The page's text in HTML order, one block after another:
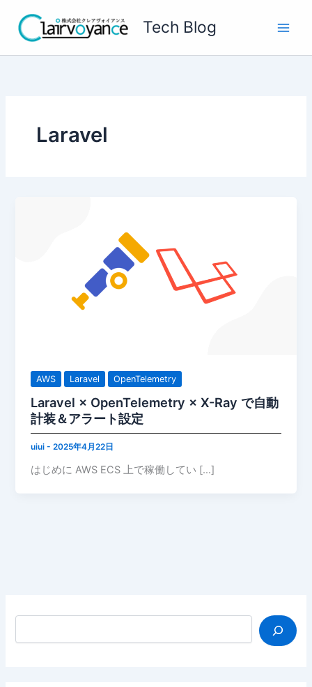
ス
Tech Blog
Laravel
AWS Laravel OpenTelemetry
Laravel × OpenTelemetry × X-Ray で自動
計装＆アラート設定
uiui-2025年4月22日
はじめに AWS ECS 上で稼働してい […]
検索